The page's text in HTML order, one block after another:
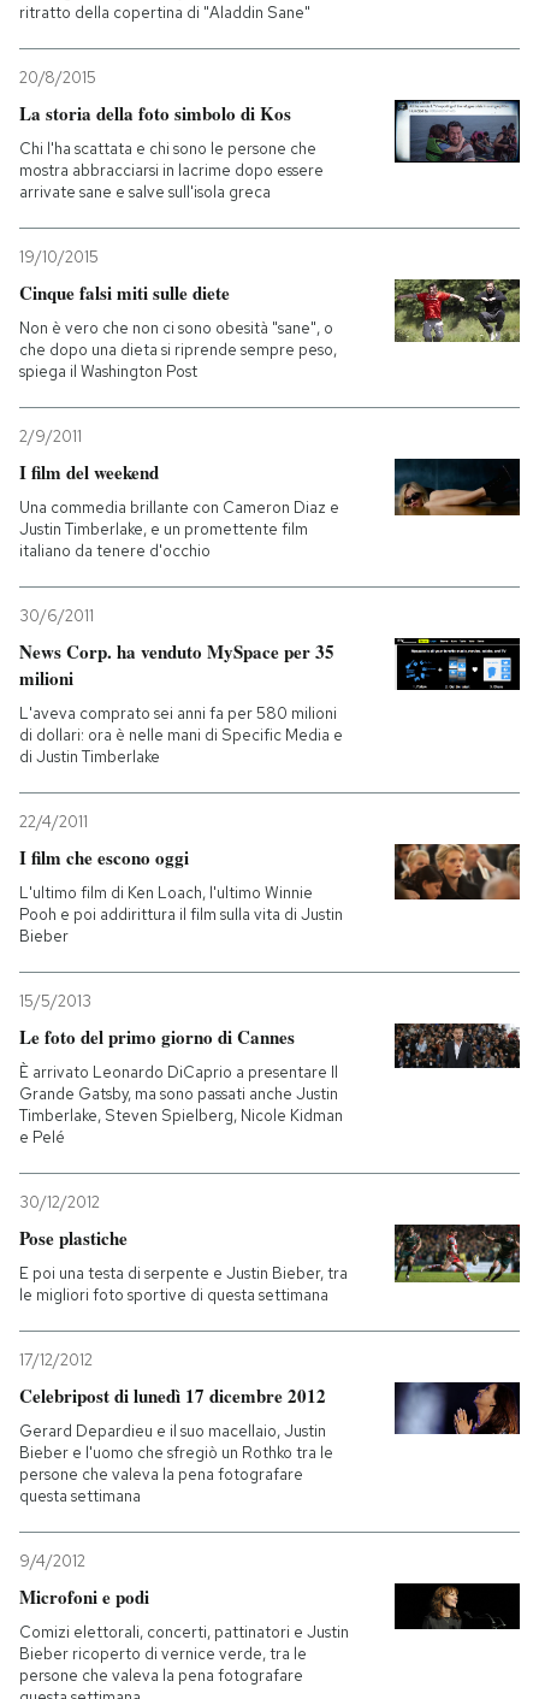
ritratto della copertina di "Aladdin Sane"
20/8/2015
La storia della foto simbolo di Kos
Chi l'ha scattata e chi sono le persone che
mostra abbracciarsi in lacrime dopo essere
arrivate sane e salve sull'isola greca
19/10/2015
Cinque falsi miti sulle diete
Non è vero che non ci sono obesità "sane", o
che dopo una dieta si riprende sempre peso,
spiega il Washington Post
2/9/2011
I film del weekend
Una commedia brillante con Cameron Diaz e
Justin Timberlake, e un promettente film
italiano da tenere d'occhio
30/6/2011
News Corp. ha venduto MySpace per 35
milioni
L'aveva comprato sei anni fa per 580 milioni
di dollari: ora è nelle mani di Specific Media e
di Justin Timberlake
22/4/2011
I film che escono oggi
L'ultimo film di Ken Loach, l'ultimo Winnie
Pooh e poi addirittura il film sulla vita di Justin
Bieber
15/5/2013
Le foto del primo giorno di Cannes
È arrivato Leonardo DiCaprio a presentare Il
Grande Gatsby, ma sono passati anche Justin
Timberlake, Steven Spielberg, Nicole Kidman
e Pelé
30/12/2012
Pose plastiche
E poi una testa di serpente e Justin Bieber, tra
le migliori foto sportive di questa settimana
17/12/2012
Celebripost di lunedì 17 dicembre 2012
Gerard Depardieu e il suo macellaio, Justin
Bieber e l'uomo che sfregiò un Rothko tra le
persone che valeva la pena fotografare
questa settimana
9/4/2012
Microfoni e podi
Comizi elettorali, concerti, pattinatori e Justin
Bieber ricoperto di vernice verde, tra le
persone che valeva la pena fotografare